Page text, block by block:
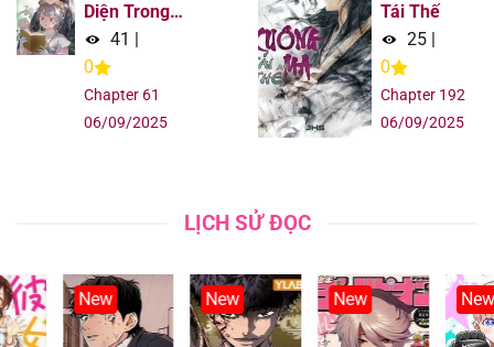
Diện Trong
Truyện Đều Nghe
Được Tiếng Lòng
Của Ta
41 |
0
Chapter 61
06/09/2025
Tái Thế
25|
0
Chapter 192
06/09/2025
LỊCH SỬ ĐỌC
New New New